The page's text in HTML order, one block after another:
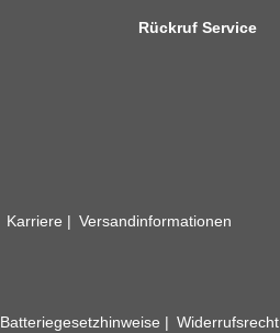
Rückruf Service
Karriere Versandinformationen
Batteriegesetzhinweise Widerrufsrecht